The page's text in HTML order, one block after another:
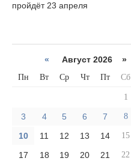
пройдёт 23 апреля
« Август 2026 »
Пн Вт Ср Чт Пт Сб
1
3 4 5 6 7 8
10 11 12 13 14 15
17 18 19 20 21 22